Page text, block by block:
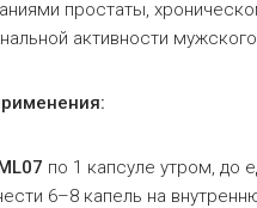
простаты,
активности
по 1 капсуле утром, до
6–8 капель на